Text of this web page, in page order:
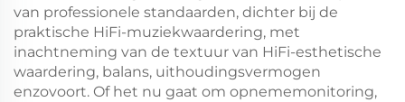
van professionele standaarden, dichter bij de
praktische HiFi-muziekwaardering, met
inachtneming van de textuur van HiFi-esthetische
waardering, balans, uithoudingsvermogen
enzovoort. Of het nu gaat om opnememonitoring,